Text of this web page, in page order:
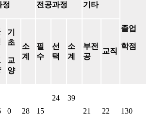
정 전공과정 기타
졸업
학점
기
초
교
양
소
계
필
수
선
택
소
계
부전
공
교직
0 28 15
24
39
21
22
130